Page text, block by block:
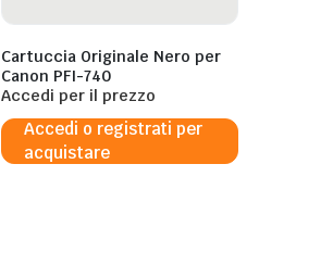
Cartuccia Originale Nero per
Canon PFI-740
Accedi per il prezzo
Accedi o registrati per
acquistare